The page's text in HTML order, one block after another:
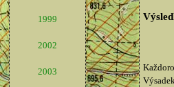
1999
2002
2003